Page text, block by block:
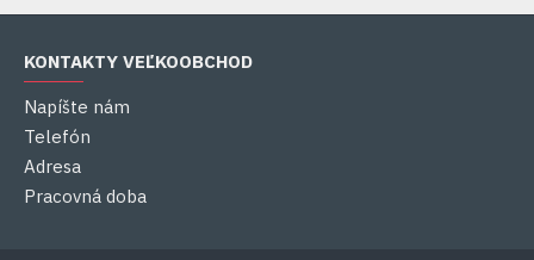
KONTAKTY VEĽKOOBCHOD
Napíšte nám
Telefón
Adresa
Pracovná doba